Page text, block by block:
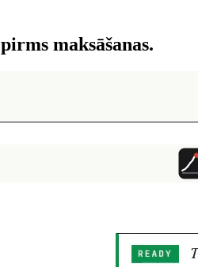
pirms maksāšanas.